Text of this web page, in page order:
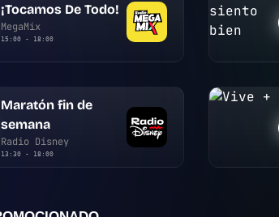
¡Tocamos De Todo!
MegaMix
15:00 - 18:00
Maratón fin de
semana
Radio Disney
13:30 - 18:00